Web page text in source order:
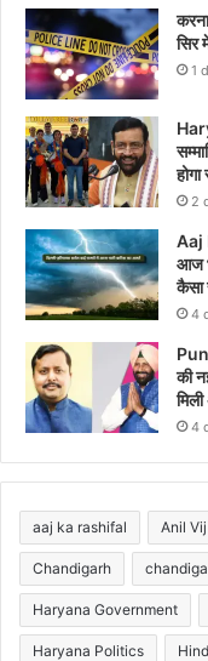
सिर
1
होगा
2
Aaj
आज
कैसा
4
की
4
aaj ka rashifal Anil Vij
Chandigarh
Haryana Government
Haryana Politics